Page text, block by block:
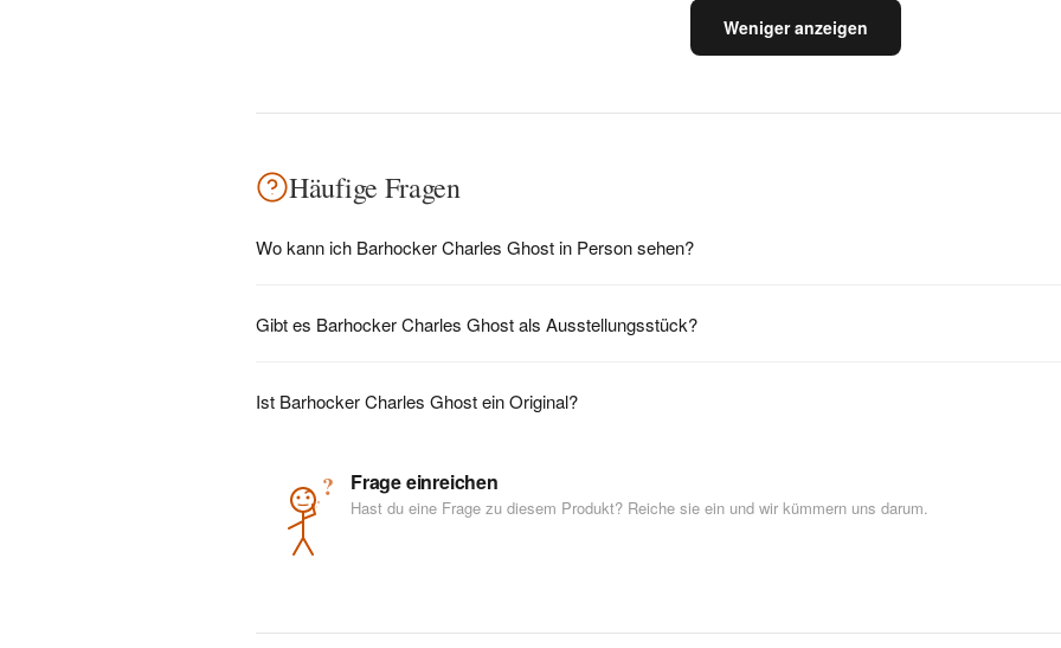
Weniger anzeigen
Häufige Fragen
Wo kann ich Barhocker Charles Ghost in Person sehen?
Gibt es Barhocker Charles Ghost als Ausstellungsstück?
Ist Barhocker Charles Ghost ein Original?
? Frage einreichen
Hast du eine Frage zu diesem Produkt? Reiche sie ein und wir kümmern uns darum.